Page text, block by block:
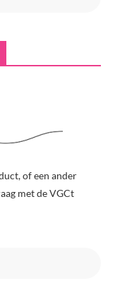
of een ander
met de VGCt